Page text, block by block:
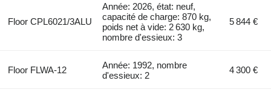
Floor CPL6021/3ALU
Année: 2026, état: neuf,
capacité de charge: 870 kg,
poids net à vide: 2 630 kg,
nombre d'essieux: 3
5 844 €
Floor FLWA-12
Année: 1992, nombre
d'essieux: 2
4 300 €